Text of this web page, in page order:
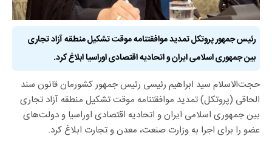
رئیس جمهور پروتکل تمدید موافقتنامه موقت تشکیل منطقه آزاد تجاری
بین جمهوری اسلامی ایران و اتحادیه اقتصادی اوراسیا ابلاغ کرد.
حجت‌الاسلام سید ابراهیم رئیسی رئیس جمهور کشورمان قانون سند
الحاقی (پروتکل) تمدید موافقتنامه موقت تشکیل منطقه آزاد تجاری
بین جمهوری اسلامی ایران و اتحادیه اقتصادی اوراسیا و دولت‌های
عضو را برای اجرا به وزارت صنعت، معدن و تجارت ابلاغ کرد.